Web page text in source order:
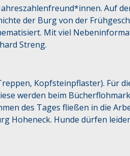
Auf
der Burg von der
Mit viel
Streng.
Kopfsteinpflaster). Für
werden beim
des Tages fließen in die
Hoheneck. Hunde dürfen